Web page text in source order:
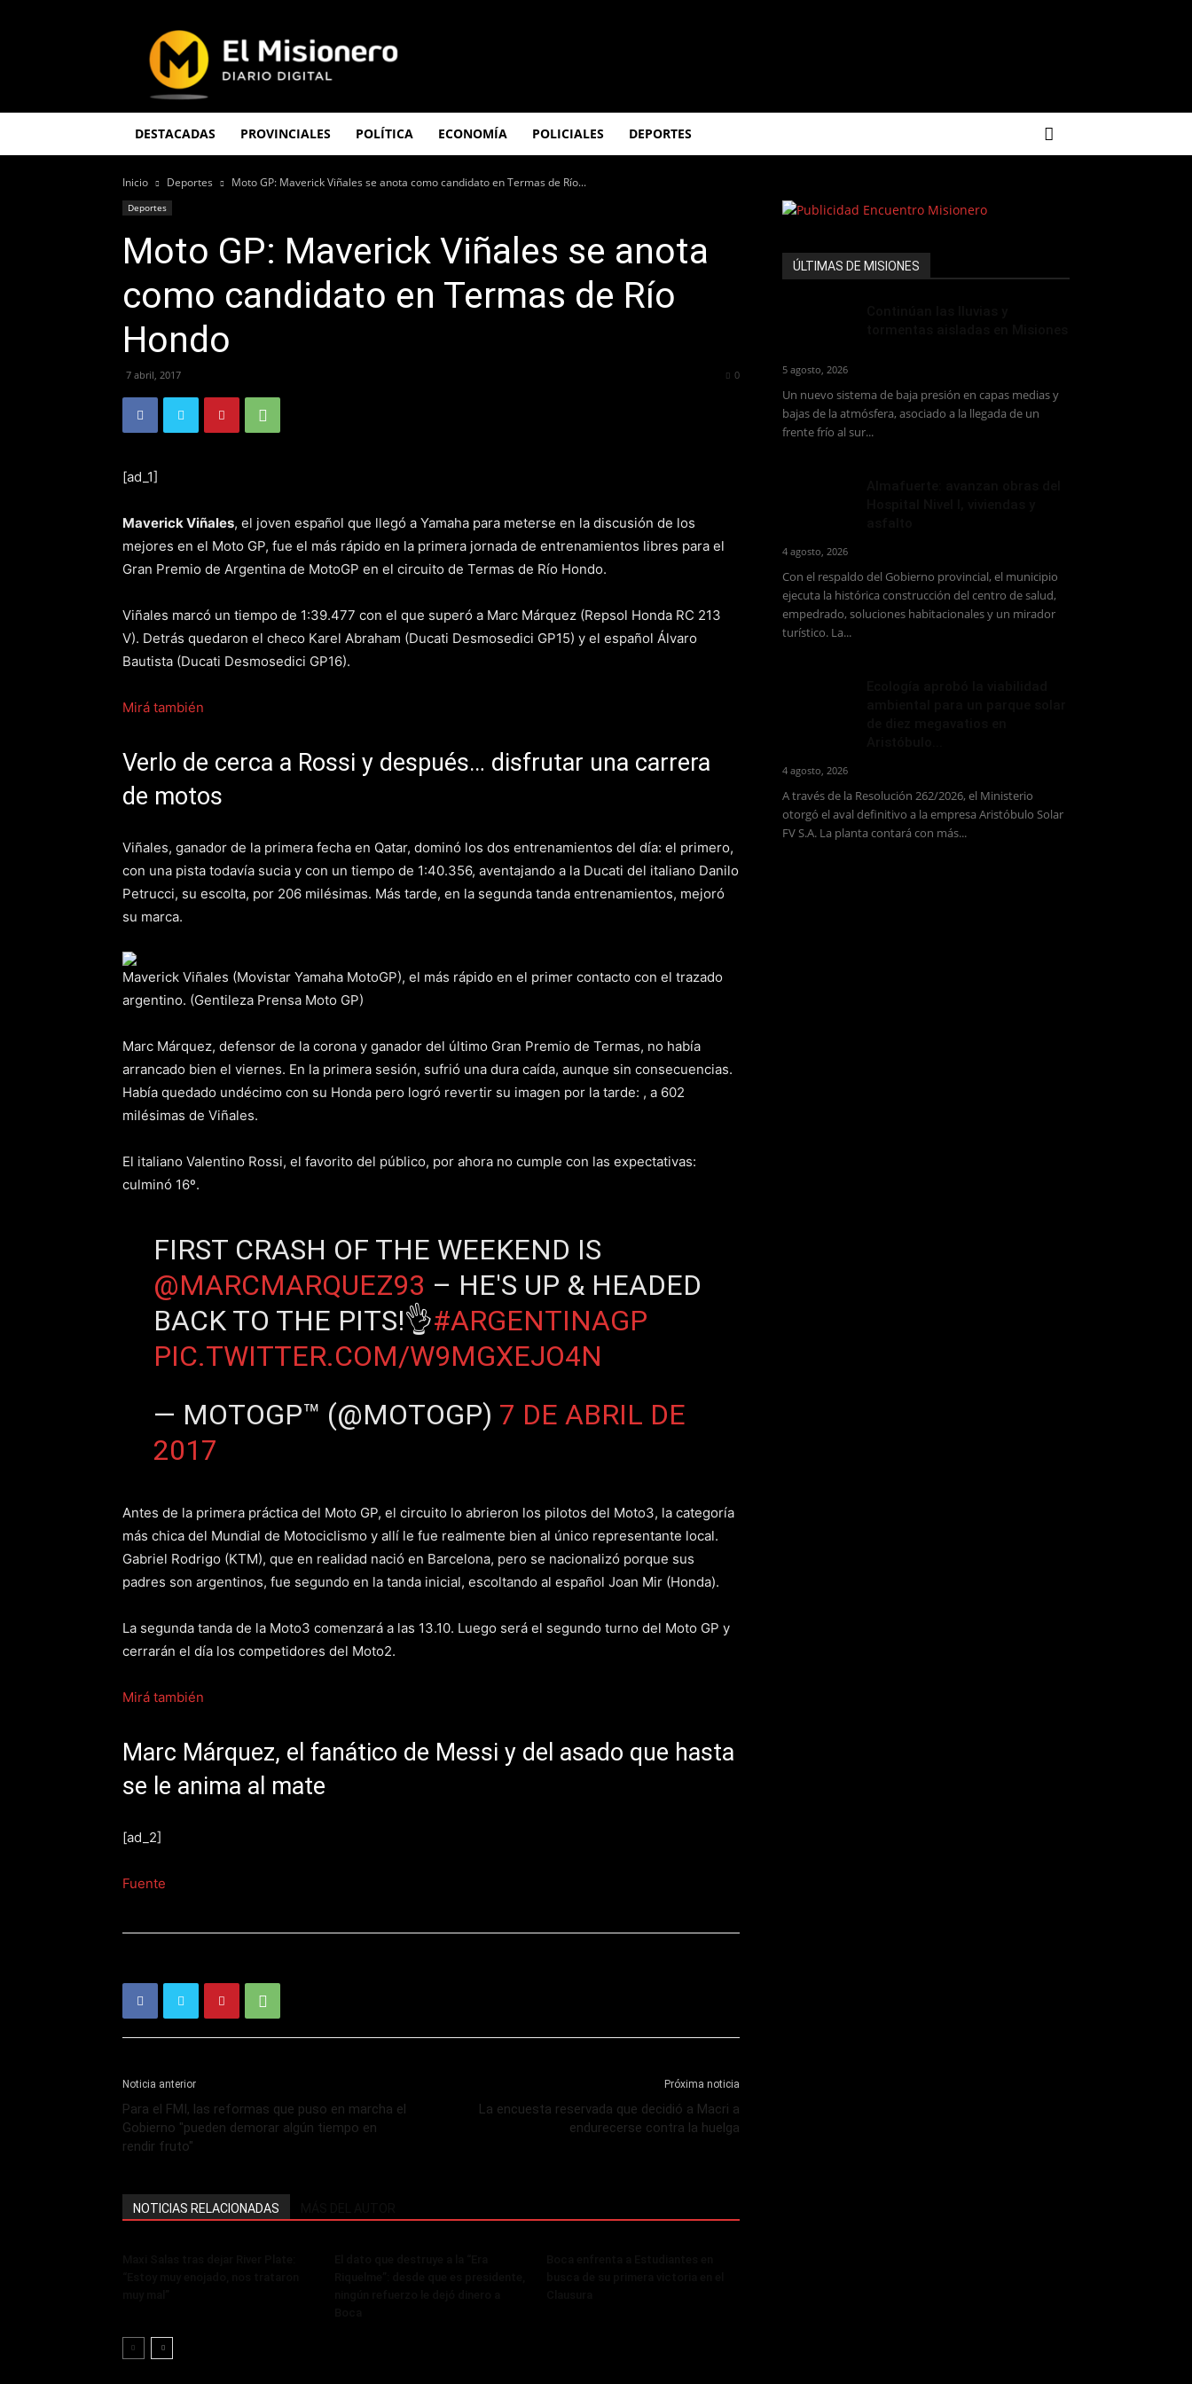
Misionero
DESTACADAS PROVINCIALES POLÍTICA ECONOMÍA POLICIALES DEPORTES
Inicio Deportes Moto GP: Maverick Viñales se anota como candidato en Termas de Río...
Deportes
Moto GP: Maverick Viñales se anota
como candidato en Termas de Río
Hondo
7 abril, 2017 0
[ad_1]
Maverick Viñales, el joven español que llegó a Yamaha para meterse en la discusión de los
mejores en el Moto GP, fue el más rápido en la primera jornada de entrenamientos libres para el
Gran Premio de Argentina de MotoGP en el circuito de Termas de Río Hondo.
Viñales marcó un tiempo de 1:39.477 con el que superó a Marc Márquez (Repsol Honda RC 213
V). Detrás quedaron el checo Karel Abraham (Ducati Desmosedici GP15) y el español Álvaro
Bautista (Ducati Desmosedici GP16).
Mirá también
Verlo de cerca a Rossi y después… disfrutar una carrera
de motos
Viñales, ganador de la primera fecha en Qatar, dominó los dos entrenamientos del día: el primero,
con una pista todavía sucia y con un tiempo de 1:40.356, aventajando a la Ducati del italiano Danilo
Petrucci, su escolta, por 206 milésimas. Más tarde, en la segunda tanda entrenamientos, mejoró
su marca.
Maverick Viñales (Movistar Yamaha MotoGP), el más rápido en el primer contacto con el trazado
argentino. (Gentileza Prensa Moto GP)
Marc Márquez, defensor de la corona y ganador del último Gran Premio de Termas, no había
arrancado bien el viernes. En la primera sesión, sufrió una dura caída, aunque sin consecuencias.
Había quedado undécimo con su Honda pero logró revertir su imagen por la tarde: , a 602
milésimas de Viñales.
El italiano Valentino Rossi, el favorito del público, por ahora no cumple con las expectativas:
culminó 16º.
FIRST CRASH OF THE WEEKEND IS
@MARCMARQUEZ93 – HE'S UP & HEADED
BACK TO THE PITS!👌#ARGENTINAGP
PIC.TWITTER.COM/W9MGXEJO4N
— MOTOGP™ (@MOTOGP) 7 DE ABRIL DE
2017
Antes de la primera práctica del Moto GP, el circuito lo abrieron los pilotos del Moto3, la categoría
más chica del Mundial de Motociclismo y allí le fue realmente bien al único representante local.
Gabriel Rodrigo (KTM), que en realidad nació en Barcelona, pero se nacionalizó porque sus
padres son argentinos, fue segundo en la tanda inicial, escoltando al español Joan Mir (Honda).
La segunda tanda de la Moto3 comenzará a las 13.10. Luego será el segundo turno del Moto GP y
cerrarán el día los competidores del Moto2.
Mirá también
Marc Márquez, el fanático de Messi y del asado que hasta
se le anima al mate
[ad_2]
Fuente
Noticia anterior
Para el FMI, las reformas que puso en marcha el
Gobierno "pueden demorar algún tiempo en
rendir fruto"
Próxima noticia
La encuesta reservada que decidió a Macri a
endurecerse contra la huelga
NOTICIAS RELACIONADAS
ÚLTIMAS DE MISIONES
5 agosto, 2026
Un nuevo sistema de baja presión en capas medias y
bajas de la atmósfera, asociado a la llegada de un
frente frío al sur...
4 agosto, 2026
Con el respaldo del Gobierno provincial, el municipio
ejecuta la histórica construcción del centro de salud,
empedrado, soluciones habitacionales y un mirador
turístico. La...
4 agosto, 2026
A través de la Resolución 262/2026, el Ministerio
otorgó el aval definitivo a la empresa Aristóbulo Solar
FV S.A. La planta contará con más...